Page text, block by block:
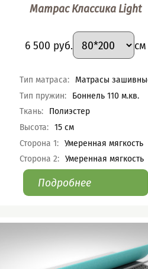
Матрас Классика Light
Цена
6 500 руб.
Подобрать
Размер
см
Характеристики
Тип матраса: Матрасы
Тип пружин:
Боннель 110 м.кв.
Ткань:
Полиэстер
Высота: 15 см
Сторона 1: Умеренная мягкость
Сторона 2: Умеренная мягкость
Подробнее